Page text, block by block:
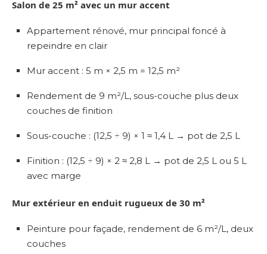
Salon de 25 m² avec un mur accent
Appartement rénové, mur principal foncé à
repeindre en clair
Mur accent : 5 m × 2,5 m = 12,5 m²
Rendement de 9 m²/L, sous-couche plus deux
couches de finition
Sous-couche : (12,5 ÷ 9) × 1 ≈ 1,4 L → pot de 2,5 L
Finition : (12,5 ÷ 9) × 2 ≈ 2,8 L → pot de 2,5 L ou 5 L
avec marge
Mur extérieur en enduit rugueux de 30 m²
Peinture pour façade, rendement de 6 m²/L, deux
couches